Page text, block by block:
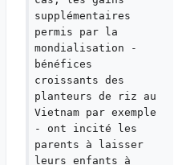
supplémentaires
permis par la
mondialisation -
bénéfices
croissants des
planteurs de riz au
Vietnam par exemple
- ont incité les
parents à laisser
leurs enfants à